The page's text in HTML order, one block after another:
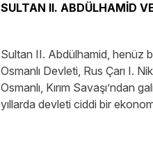
SULTAN II. ABDÜLHAMİD
Sultan II. Abdülhamid, henüz
Osmanlı Devleti, Rus Çarı I.
Osmanlı, Kırım Savaşı’ndan
yıllarda devleti ciddi bir